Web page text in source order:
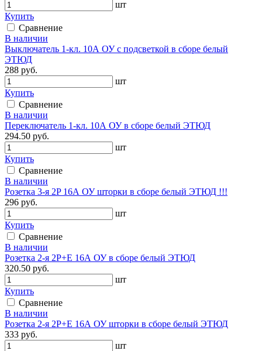
шт
Купить
Сравнение
В наличии
Выключатель 1-кл. 10А ОУ с подсветкой в сборе белый
ЭТЮД
288 руб.
шт
Купить
Сравнение
В наличии
Переключатель 1-кл. 10А ОУ в сборе белый ЭТЮД
294.50 руб.
шт
Купить
Сравнение
В наличии
Розетка 3-я 2P 16А ОУ шторки в сборе белый ЭТЮД !!!
296 руб.
шт
Купить
Сравнение
В наличии
Розетка 2-я 2P+E 16А ОУ в сборе белый ЭТЮД
320.50 руб.
шт
Купить
Сравнение
В наличии
Розетка 2-я 2P+E 16А ОУ шторки в сборе белый ЭТЮД
333 руб.
шт